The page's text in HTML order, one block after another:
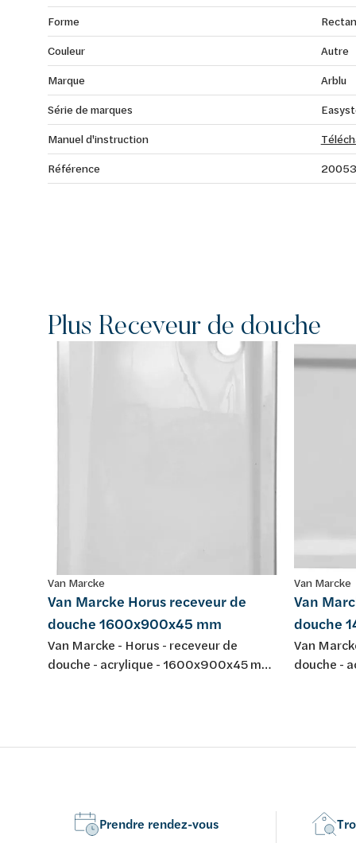
Forme
Couleur
Autre
Marque
Arblu
Série de marques
Manuel d'instruction
Référence
Plus Receveur de douche
Van Marcke
Van Marcke Horus receveur de
douche 1600x900x45 mm
Van Marcke - Horus - receveur de
douche - acrylique - 1600x900x45 mm -
Van Marcke
Van
douche
Van
douche -
Prendre rendez-vous